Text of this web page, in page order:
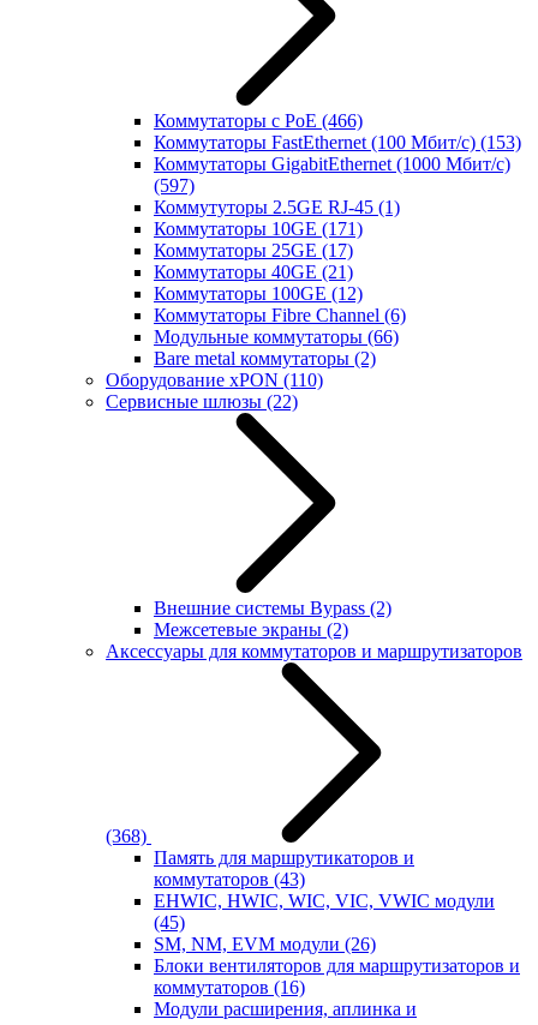
Коммутаторы с PoE (466)
Коммутаторы FastEthernet (100 Мбит/с) (153)
Коммутаторы GigabitEthernet (1000 Мбит/с)
(597)
Коммутуторы 2.5GE RJ-45 (1)
Коммутаторы 10GE (171)
Коммутаторы 25GE (17)
Коммутаторы 40GE (21)
Коммутаторы 100GE (12)
Коммутаторы Fibre Channel (6)
Модульные коммутаторы (66)
Bare metal коммутаторы (2)
Оборудование xPON (110)
Сервисные шлюзы (22)
Внешние системы Bypass (2)
Межсетевые экраны (2)
Аксессуары для коммутаторов и маршрутизаторов
(368)
Память для маршрутикаторов и
коммутаторов (43)
EHWIC, HWIC, WIC, VIC, VWIC модули
(45)
SM, NM, EVM модули (26)
Блоки вентиляторов для маршрутизаторов и
коммутаторов (16)
Модули расширения, аплинка и